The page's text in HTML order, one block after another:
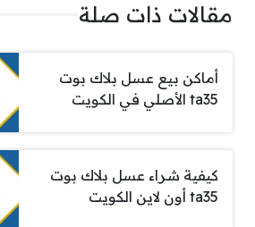
مقالات ذات صلة
أماكن بيع عسل بلاك بوت
ta35 الأصلي في الكويت
كيفية شراء عسل بلاك بوت
ta35 أون لاين الكويت